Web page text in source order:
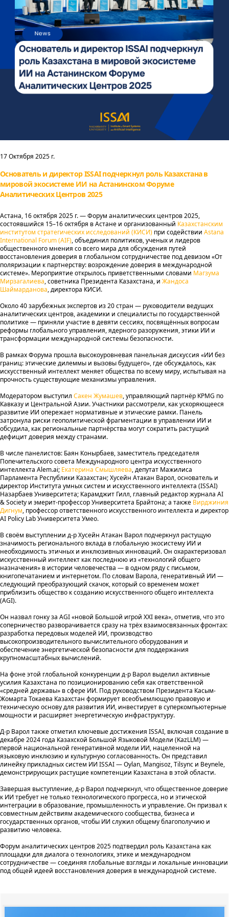
17 Октября 2025 г.
Основатель и директор ISSAI подчеркнул роль Казахстана в
мировой экосистеме ИИ на Астанинском Форуме
Аналитических Центров 2025
Астана, 16 октября 2025 г. — Форум аналитических центров 2025,
состоявшийся 15–16 октября в Астане и организованный Казахстанским
институтом стратегических исследований (КИСИ) при содействии Astana
International Forum (AIF), объединил политиков, ученых и лидеров
общественного мнения со всего мира для обсуждения путей
восстановления доверия в глобальном сотрудничестве под девизом «От
поляризации к партнерству: возрождение доверия в международной
системе». Мероприятие открылось приветственными словами Магзума
Мирзагалиева, советника Президента Казахстана, и Жандоса
Шаймарданова, директора КИСИ.
Около 40 зарубежных экспертов из 20 стран — руководители ведущих
аналитических центров, академики и специалисты по государственной
политике — приняли участие в девяти сессиях, посвящённых вопросам
реформы глобального управления, ядерного разоружения, этики ИИ и
трансформации международной системы безопасности.
В рамках Форума прошла высокоуровневая панельная дискуссия «ИИ без
границ: этические дилеммы и вызовы будущего», где обсуждалось, как
искусственный интеллект меняет общества по всему миру, испытывая на
прочность существующие механизмы управления.
Модератором выступил Сакен Жумашев, управляющий партнёр KPMG по
Кавказу и Центральной Азии. Участники рассмотрели, как ускоряющееся
развитие ИИ опережает нормативные и этические рамки. Панель
затронула риски геополитической фрагментации в управлении ИИ и
обсудила, как региональные партнёрства могут сократить растущий
дефицит доверия между странами.
В числе панелистов: Баян Конырбаев, заместитель председателя
Попечительского совета Международного центра искусственного
интеллекта Alem.ai; Екатерина Смышляева, депутат Мажилиса
Парламента Республики Казахстан; Хусейн Атакан Варол, основатель и
директор Института умных систем и искусственного интеллекта (ISSAI)
Назарбаев Университета; Карамджит Гилл, главный редактор журнала AI
& Society и эмерит-профессор Университета Брайтона; а также Вирджиния
Дигнум, профессор ответственного искусственного интеллекта и директор
AI Policy Lab Университета Умео.
В своём выступлении д-р Хусейн Атакан Варол подчеркнул растущую
значимость регионального вклада в глобальную экосистему ИИ и
необходимость этичных и инклюзивных инноваций. Он охарактеризовал
искусственный интеллект как последнюю из «технологий общего
назначения» в истории человечества — в одном ряду с письмом,
книгопечатанием и интернетом. По словам Варола, генеративный ИИ —
следующий преобразующий скачок, который со временем может
приблизить общество к созданию искусственного общего интеллекта
(AGI).
Он назвал гонку за AGI «новой Большой игрой XXI века», отметив, что это
соперничество разворачивается сразу на трёх взаимосвязанных фронтах:
разработка передовых моделей ИИ, производство
высокопроизводительного вычислительного оборудования и
обеспечение энергетической безопасности для поддержания
крупномасштабных вычислений.
На фоне этой глобальной конкуренции д-р Варол выделил активные
усилия Казахстана по позиционированию себя как ответственной
«средней державы» в сфере ИИ. Под руководством Президента Касым-
Жомарта Токаева Казахстан формирует всеобъемлющую правовую и
техническую основу для развития ИИ, инвестирует в суперкомпьютерные
мощности и расширяет энергетическую инфраструктуру.
Д-р Варол также отметил ключевые достижения ISSAI, включая создание в
декабре 2024 года Казахской Большой Языковой Модели (KazLLM) —
первой национальной генеративной модели ИИ, нацеленной на
языковую инклюзию и культурную согласованность. Он представил
линейку прикладных систем ИИ ISSAI — Oylan, Mangisoz, Tilsync и Beynele,
демонстрирующих растущие компетенции Казахстана в этой области.
Завершая выступление, д-р Варол подчеркнул, что общественное доверие
к ИИ требует не только технологического прогресса, но и этической
интеграции в образование, промышленность и управление. Он призвал к
совместным действиям академического сообщества, бизнеса и
государственных органов, чтобы ИИ служил общему благополучию и
развитию человека.
Форум аналитических центров 2025 подтвердил роль Казахстана как
площадки для диалога о технологиях, этике и международном
сотрудничестве — соединяя глобальные взгляды и локальные инновации
под общей идеей восстановления доверия в международной системе.